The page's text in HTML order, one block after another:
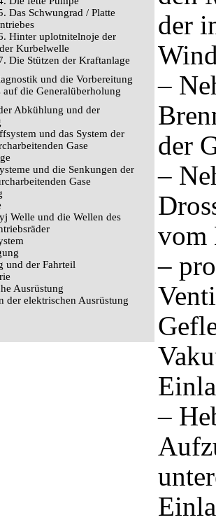
Das Schwungrad / Platte
Hinter uplotnitelnoje der
Kurbelwelle
Die Stützen der Kraftanlage
und die Vorbereitung
auf die Generalüberholung
Abkühlung und der
und das System der
Gase
und die Senkungen der
Gase
Welle und die Wellen des
und der Fahrteil
Ausrüstung
der elektrischen Ausrüstung
der
–
der
–
vom
–
–